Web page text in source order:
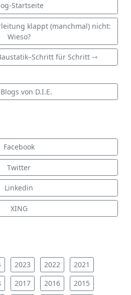
Startseite
klappt (manchmal) nicht:
Wieso?
für Schritt ⇾
von D.I.E.
Facebook
Twitter
Linkedin
XING
2023 2022
2021
2017 2016 2015